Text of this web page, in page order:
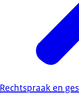
Rechtspraak en